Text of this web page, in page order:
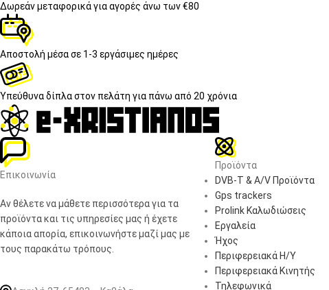
Δωρεάν μεταφορικάγια αγορές άνω των €80
Αποστολή μέσα σε 1-3 εργάσιμες ημέρες
Υπεύθυνα δίπλα στον πελάτη για πάνω από 20 χρόνια
Επικοινωνία
Αν θέλετε να μάθετε περισσότερα για τα
προϊόντα και τις υπηρεσίες μας ή έχετε
κάποια απορία, επικοινωνήστε μαζί μας με
τους παρακάτω τρόπους.
Προϊόντα
DVB-T & A/V Προϊόντα
Gps trackers
Prolink Καλωδιώσεις
Εργαλεία
Ήχος
Περιφερειακά Η/Υ
Περιφερειακά Κινητής
Τηλεφωνικά